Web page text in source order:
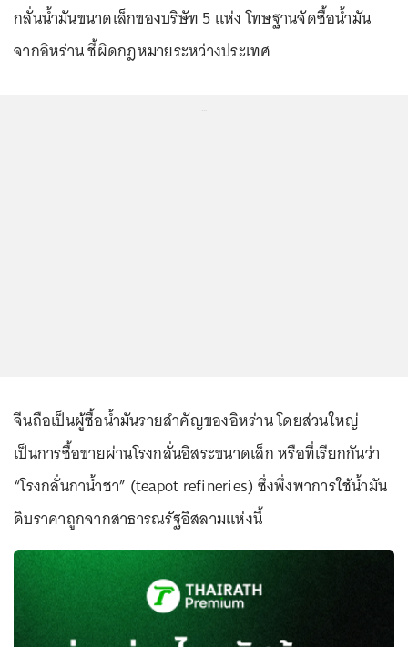
กลั่นน้ำมันขนาดเล็กของบริษัท 5 แห่ง โทษฐานจัดซื้อน้ำมัน
จากอิหร่าน ชี้ผิดกฎหมายระหว่างประเทศ
จีนถือเป็นผู้ซื้อน้ำมันรายสำคัญของอิหร่าน โดยส่วนใหญ่
เป็นการซื้อขายผ่านโรงกลั่นอิสระขนาดเล็ก หรือที่เรียกกันว่า
“โรงกลั่นกาน้ำชา” (teapot refineries) ซึ่งพึ่งพาการใช้น้ำมัน
ดิบราคาถูกจากสาธารณรัฐอิสลามแห่งนี้